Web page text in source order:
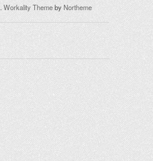
. Workality ThemebyNortheme